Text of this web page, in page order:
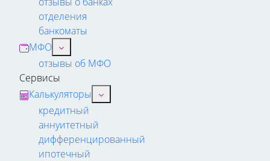
отделения
банкоматы
МФО
отзывы об МФО
Сервисы
Калькуляторы
кредитный
аннуитетный
дифференцированный
ипотечный